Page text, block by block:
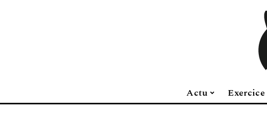
Actu Exercice